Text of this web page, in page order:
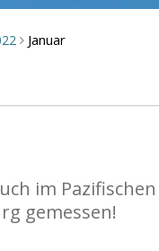
> Januar
im
gemessen!